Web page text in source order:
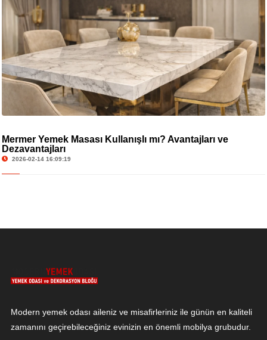
Mermer Yemek Masası Kullanışlı mı? Avantajları ve
Dezavantajları
2026-02-14 16:09:19
Modern yemek odası aileniz ve misafirleriniz ile günün en kaliteli
zamanını geçirebileceğiniz evinizin en önemli mobilya grubudur.